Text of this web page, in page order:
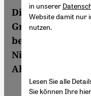
Die im Westen
Grundrechte,
bewegt sich
Niveau, das von
Ahnungslosigkeit
in unserer
Website damit nur
nutzen.
Lesen Sie alle
Sie können Ihre